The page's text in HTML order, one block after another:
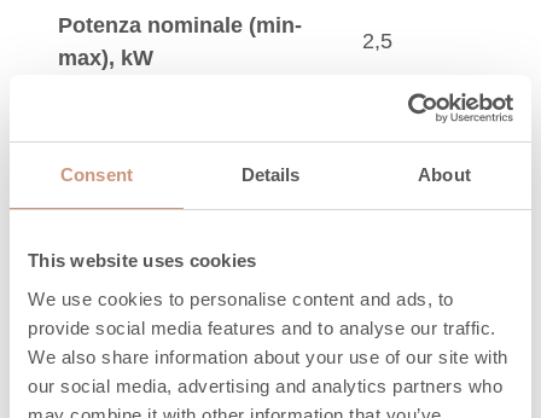
Consent Details About
This website uses cookies
We use cookies to personalise content and ads, to
provide social media features and to analyse our traffic.
We also share information about your use of our site with
our social media, advertising and analytics partners who
Potenza nominale (min-
max), kW
2,5
CO, mg/Nm
Particolato, mg/Nm3 18
OGC, mg/Nm3
NO x , mg/Nm 3 123
Quantità massima di
legna, kg
13,2